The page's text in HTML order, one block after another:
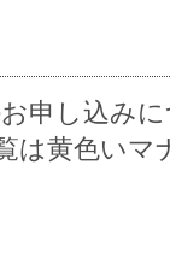
申し込み
は黄色い